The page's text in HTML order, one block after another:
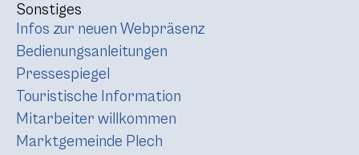
Sonstiges
Infos zur neuen Webpräsenz
Bedienungsanleitungen
Pressespiegel
Touristische Information
Mitarbeiter willkommen
Marktgemeinde Plech